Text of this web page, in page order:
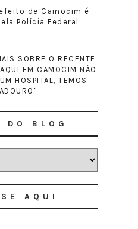
de Camocim é
Polícia Federal
SOBRE O RECENTE
EM CAMOCIM NÃO
HOSPITAL, TEMOS
DO BLOG
AQUI